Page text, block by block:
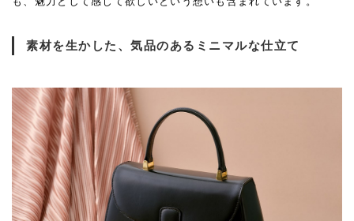
素材を生かした、気品のあるミニマルな仕立て